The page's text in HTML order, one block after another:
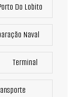
Do Lobito
Naval
Terminal